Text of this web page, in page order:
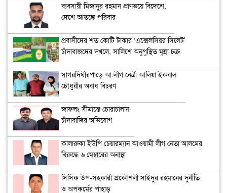
ব্যবসায়ী মিজানুর রহমান প্রাণভয়ে বিদেশে,
দেশে আতঙ্কে পরিবার
প্রবাসীদের শত কোটি টাকার ‘এক্সেলসিয়র সিলেট’
চাঁদাবাজদের দখলে, সালিশে অনুপুস্থিত মুন্না চক্র
সাগরদিঘীরপাড়ে আ.লীগ নেত্রী আলিয়া ইকবাল
চৌধুরীর অবাধ বিচরণ
জাফলং সীমান্তে চোরাচালান-
চাঁদাবাজির অভিযোগ
কালারুকা ইউপি চেয়ারম্যান আওয়ামী লীগ নেতা আলমের
বিরুদ্ধে ৬ মেম্বারের অনাস্থা
সিসিক উপ-সহকারী প্রকৌশলী সাইদুর রহমানের দুর্নীতি
ও অপকর্মের পাহাড়